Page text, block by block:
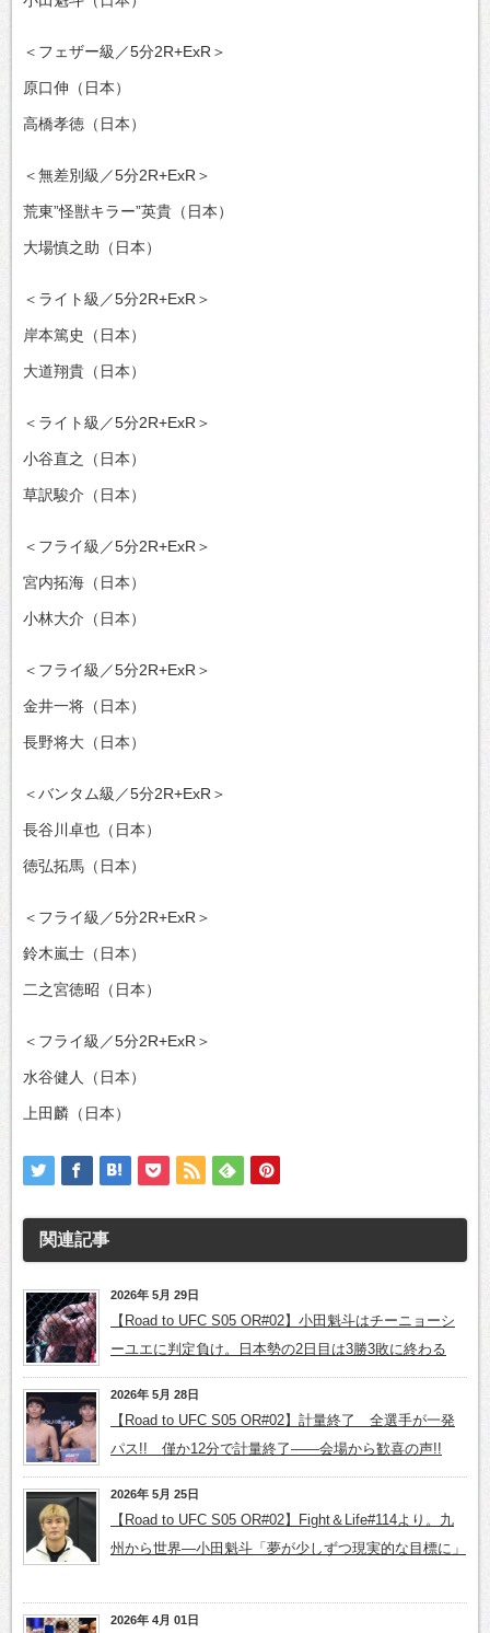
＜フェザー級／5分2R+ExR＞
原口伸（日本）
高橋孝徳（日本）
＜無差別級／5分2R+ExR＞
荒東”怪獣キラー”英貴（日本）
大場慎之助（日本）
＜ライト級／5分2R+ExR＞
岸本篤史（日本）
大道翔貴（日本）
＜ライト級／5分2R+ExR＞
小谷直之（日本）
草訳駿介（日本）
＜フライ級／5分2R+ExR＞
宮内拓海（日本）
小林大介（日本）
＜フライ級／5分2R+ExR＞
金井一将（日本）
長野将大（日本）
＜バンタム級／5分2R+ExR＞
長谷川卓也（日本）
徳弘拓馬（日本）
＜フライ級／5分2R+ExR＞
鈴木嵐士（日本）
二之宮徳昭（日本）
＜フライ級／5分2R+ExR＞
水谷健人（日本）
上田麟（日本）
関連記事
2026年 5月 29日
【Road to UFC S05 OR#02】小田魁斗はチーニョーシ
ーユエに判定負け。日本勢の2日目は3勝3敗に終わる
2026年 5月 28日
【Road to UFC S05 OR#02】計量終了 全選手が一発
パス!! 僅か12分で計量終了――会場から歓喜の声!!
2026年 5月 25日
【Road to UFC S05 OR#02】Fight＆Life#114より。九
州から世界―小田魁斗「夢が少しずつ現実的な目標に」
2026年 4月 01日